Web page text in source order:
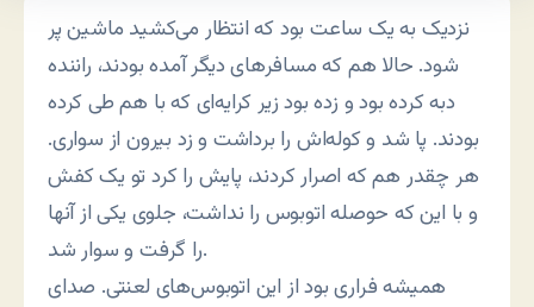
نزدیک به یک ساعت بود که انتظار می‌کشید ماشین پر
شود. حالا هم که مسافرهای دیگر آمده بودند، راننده
دبه کرده بود و زده بود زیر کرایه‌ای که با هم طی کرده
بودند. پا شد و کوله‌اش را برداشت و زد بیرون از سواری.
هر چقدر هم که اصرار کردند، پایش را کرد تو یک کفش
و با این که حوصله اتوبوس را نداشت، جلوی یکی از آنها
را گرفت و سوار شد.
همیشه فراری بود از این اتوبوس‌های لعنتی. صدای